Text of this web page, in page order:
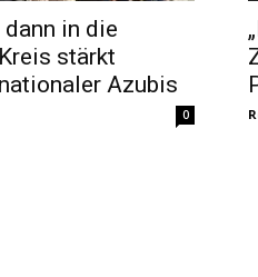
dann in die
stärkt
Azubis
0